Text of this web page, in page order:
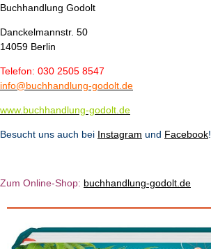
Buchhandlung Godolt
Danckelmannstr. 50
14059 Berlin
Telefon: 030 2505 8547
info@buchhandlung-godolt.de
www.buchhandlung-godolt.de
Besucht uns auch bei Instagram und Facebook!
Zum Online-Shop: buchhandlung-godolt.de